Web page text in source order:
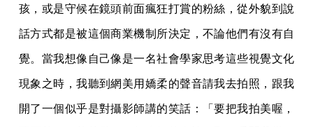
孩，或是守候在鏡頭前面瘋狂打賞的粉絲，從外貌到說
話方式都是被這個商業機制所決定，不論他們有沒有自
覺。當我想像自己像是一名社會學家思考這些視覺文化
現象之時，我聽到網美用嬌柔的聲音請我去拍照，跟我
開了一個似乎是對攝影師講的笑話：「要把我拍美喔，